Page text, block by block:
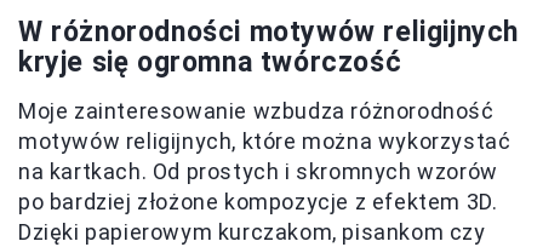
W różnorodności motywów religijnych
kryje się ogromna twórczość
Moje zainteresowanie wzbudza różnorodność
motywów religijnych, które można wykorzystać
na kartkach. Od prostych i skromnych wzorów
po bardziej złożone kompozycje z efektem 3D.
Dzięki papierowym kurczakom, pisankom czy